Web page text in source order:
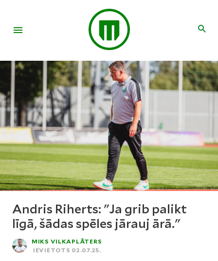
Andris Riherts: "Ja grib palikt
līgā, šādas spēles jārauj ārā."
MIKS VILKAPLĀTERS
IEVIETOTS 02.07.25.